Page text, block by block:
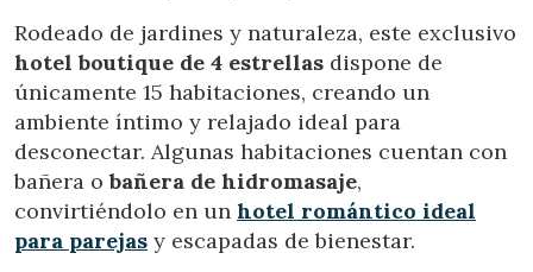
Rodeado de jardines y naturaleza, este exclusivo
hotel boutique de 4 estrellas dispone de
únicamente 15 habitaciones, creando un
ambiente íntimo y relajado ideal para
desconectar. Algunas habitaciones cuentan con
bañera obañera de hidromasaje,
convirtiéndolo en un hotel romántico ideal
para parejas y escapadas de bienestar.
Modificar cookies
Técnicas y funcionales
Siempre activas
Este sitio web utiliza Cookies propias para recopilar
información con la finalidad de mejorar nuestros servicios.
Si continua navegando, supone la aceptación de la
instalación de las mismas. El usuario tiene la posibilidad
de configurar su navegador pudiendo, si así lo desea,